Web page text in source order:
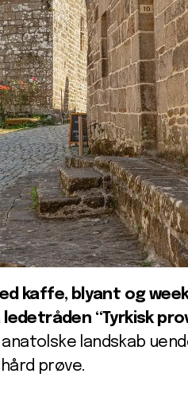
kaffe, blyant og
“Tyrkisk
landskab
prøve.